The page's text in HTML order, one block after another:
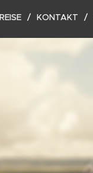
KONTAKT